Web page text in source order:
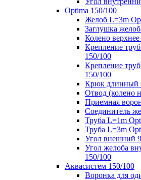
Optima 150/100
Желоб L=3m
Заглушка
Колено
Крепление
150/100
Крепление
150/100
Крюк длинный
Отвод (колено
Приемная
Соединитель
Труба L=1m
Труба L=3m
Угол внешний
Угол желоба
150/100
Аквасистем 150/100
Воронка для